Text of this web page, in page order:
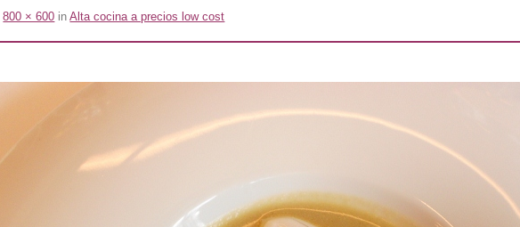
800 × 600 inAlta cocina a precios low cost